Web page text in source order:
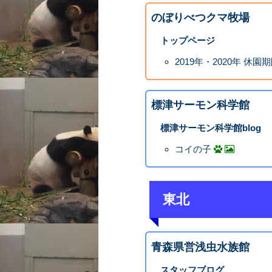
のぼりべつクマ牧場
トップページ
2019年・2020年 休園
標津サーモン科学館
標津サーモン科学館blog
コイの子
東北
青森県営浅虫水族館
スタッフブログ